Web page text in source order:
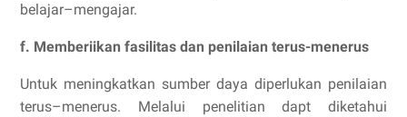
belajar–mengajar.
f. Memberiikan fasilitas dan penilaian terus-menerus
Untuk meningkatkan sumber daya diperlukan penilaian
terus–menerus. Melalui penelitian dapt diketahui